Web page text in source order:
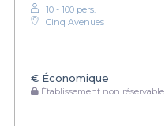
10 - 100 pers.
Cinq Avenues
€ Économique
Établissement non réservable